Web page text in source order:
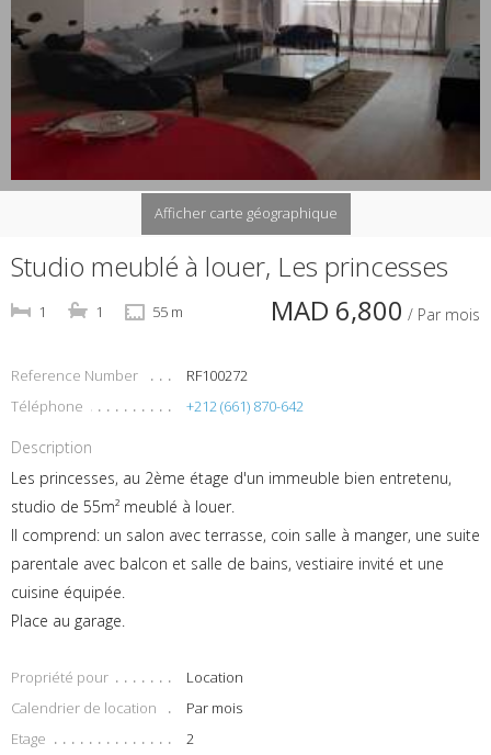
Afficher carte géographique
Studio meublé à louer, Les princesses
MAD 6,800 / Par mois
1 1 55 m
Reference Number
RF100272
Téléphone
+212 (661) 870-642
Description
Les princesses, au 2ème étage d'un immeuble bien entretenu,
studio de 55m² meublé à louer.
Il comprend: un salon avec terrasse, coin salle à manger, une suite
parentale avec balcon et salle de bains, vestiaire invité et une
cuisine équipée.
Place au garage.
Propriété pour
Location
Calendrier de location
Par mois
Etage
2